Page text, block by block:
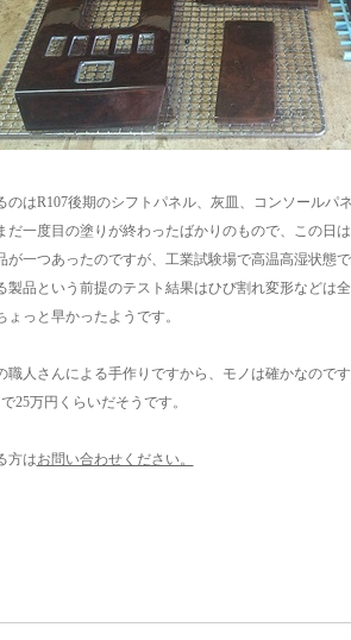
のはR107後期のシフトパネル、灰皿、コンソールパ
だ一度目の塗りが終わったばかりのもので、この日
が一つあったのですが、工業試験場で高温高湿状態
製品という前提のテスト結果はひび割れ変形などは
ょっと早かったようです。
職人さんによる手作りですから、モノは確かなので
25万円くらいだそうです。
方はお問い合わせください。